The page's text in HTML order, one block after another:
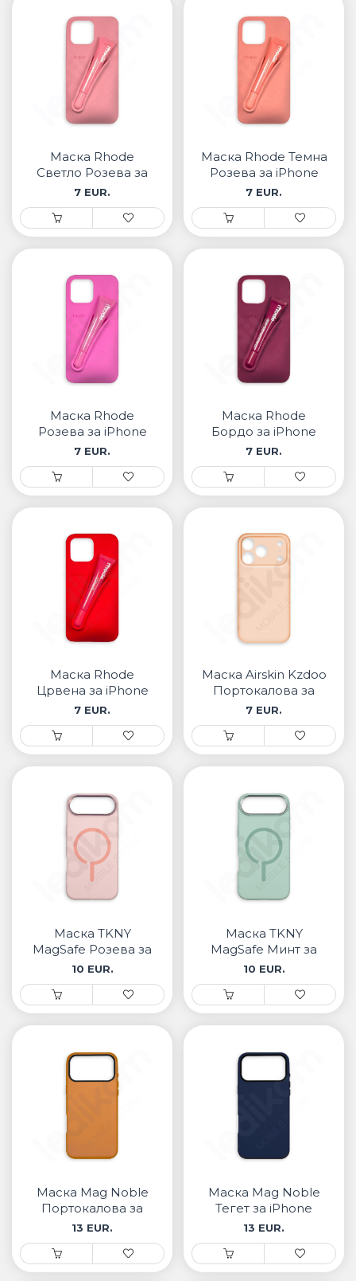
Маска Rhode
Светло Розева за
iPhone
7 EUR.
Маска Rhode Темна
Розева за iPhone
7 EUR.
Маска Rhode
Розева за iPhone
7 EUR.
Маска Rhode
Бордо за iPhone
7 EUR.
Маска Rhode
Црвена за iPhone
7 EUR.
Маска Airskin Kzdoo
Портокалова за
iPhone
7 EUR.
Маска TKNY
MagSafe Розева за
iPhone
10 EUR.
Маска TKNY
MagSafe Минт за
iPhone
10 EUR.
Маска Mag Noble
Портокалова за
iPhone
13 EUR.
Маска Mag Noble
Тегет за iPhone
13 EUR.